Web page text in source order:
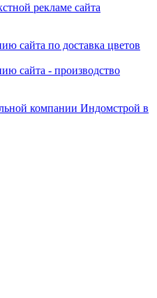
рекламе сайта
сайта по доставка цветов
сайта - производство
компании Индомстрой в